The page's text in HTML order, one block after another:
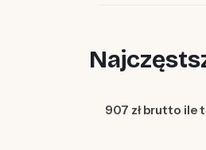
907 zł brutto ile